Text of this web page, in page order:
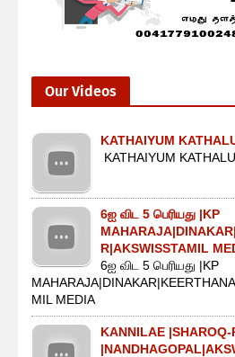
Our Videos
KATHAIYUM
KATHAIYUM
6ஐ விட 5 பெரியது |KP
R|AKSWISSTAMIL
6ஐ விட 5 பெரியது |KP
MIL MEDIA
KANNILAE |SHAROQ-